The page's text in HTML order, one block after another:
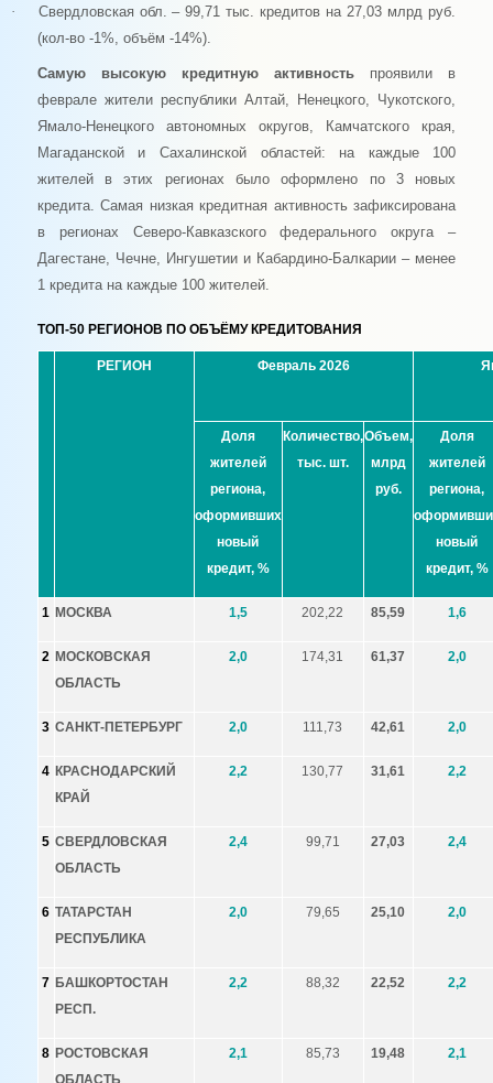
·
Свердловская обл. – 99,71 тыс. кредитов на 27,03 млрд руб.
(кол-во -1%, объём -14%).
Самую высокую кредитную активность проявили в
феврале жители республики Алтай, Ненецкого, Чукотского,
Ямало-Ненецкого автономных округов, Камчатского края,
Магаданской и Сахалинской областей: на каждые 100
жителей в этих регионах было оформлено по 3 новых
кредита. Самая низкая кредитная активность зафиксирована
в регионах Северо-Кавказского федерального округа –
Дагестане, Чечне, Ингушетии и Кабардино-Балкарии – менее
1 кредита на каждые 100 жителей.
ТОП-50 РЕГИОНОВ ПО ОБЪЁМУ КРЕДИТОВАНИЯ
РЕГИОН Февраль 2026
Доля
жителей
региона,
оформивших
новый
кредит, %
Количество,
тыс. шт.
Объем,
млрд
руб.
Доля
жителей
региона,
новый
кредит, %
1 МОСКВА 1,5 202,22 85,59 1,6
2 МОСКОВСКАЯ
ОБЛАСТЬ
2,0 174,31 61,37 2,0
3 САНКТ-ПЕТЕРБУРГ 2,0 111,73 42,61 2,0
4 КРАСНОДАРСКИЙ
КРАЙ
2,2 130,77 31,61 2,2
5 СВЕРДЛОВСКАЯ
ОБЛАСТЬ
2,4 99,71 27,03 2,4
6 ТАТАРСТАН
РЕСПУБЛИКА
2,0 79,65 25,10 2,0
7 БАШКОРТОСТАН
РЕСП.
2,2 88,32 22,52 2,2
8 РОСТОВСКАЯ
ОБЛАСТЬ
2,1 85,73 19,48 2,1